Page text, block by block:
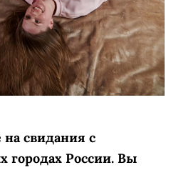
свидания с
городах России. Вы